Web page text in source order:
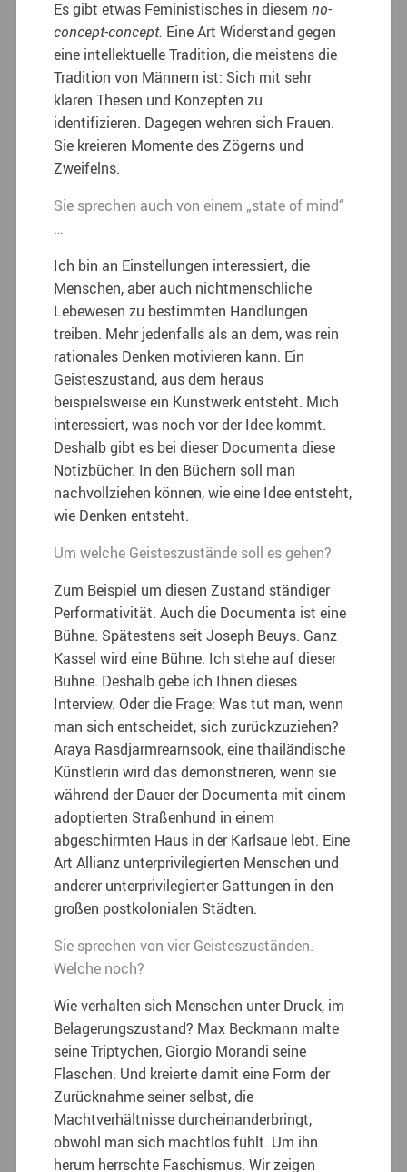
Es gibt etwas Feministisches in diesemno-
concept-concept. Eine Art Widerstand gegen
eine intellektuelle Tradition, die meistens die
Tradition von Männern ist: Sich mit sehr
klaren Thesen und Konzepten zu
identifizieren. Dagegen wehren sich Frauen.
Sie kreieren Momente des Zögerns und
Zweifelns.
Sie sprechen auch von einem „state of mind“
…
Ich bin an Einstellungen interessiert, die
Menschen, aber auch nichtmenschliche
Lebewesen zu bestimmten Handlungen
treiben. Mehr jedenfalls als an dem, was rein
rationales Denken motivieren kann. Ein
Geisteszustand, aus dem heraus
beispielsweise ein Kunstwerk entsteht. Mich
interessiert, was noch vor der Idee kommt.
Deshalb gibt es bei dieser Documenta diese
Notizbücher. In den Büchern soll man
nachvollziehen können, wie eine Idee entsteht,
wie Denken entsteht.
Um welche Geisteszustände soll es gehen?
Zum Beispiel um diesen Zustand ständiger
Performativität. Auch die Documenta ist eine
Bühne. Spätestens seit Joseph Beuys. Ganz
Kassel wird eine Bühne. Ich stehe auf dieser
Bühne. Deshalb gebe ich Ihnen dieses
Interview. Oder die Frage: Was tut man, wenn
man sich entscheidet, sich zurückzuziehen?
Araya Rasdjarmrearnsook, eine thailändische
Künstlerin wird das demonstrieren, wenn sie
während der Dauer der Documenta mit einem
adoptierten Straßenhund in einem
abgeschirmten Haus in der Karlsaue lebt. Eine
Art Allianz unterprivilegierten Menschen und
anderer unterprivilegierter Gattungen in den
großen postkolonialen Städten.
Sie sprechen von vier Geisteszuständen.
Welche noch?
Wie verhalten sich Menschen unter Druck, im
Belagerungszustand? Max Beckmann malte
seine Triptychen, Giorgio Morandi seine
Flaschen. Und kreierte damit eine Form der
Zurücknahme seiner selbst, die
Machtverhältnisse durcheinanderbringt,
obwohl man sich machtlos fühlt. Um ihn
herum herrschte Faschismus. Wir zeigen